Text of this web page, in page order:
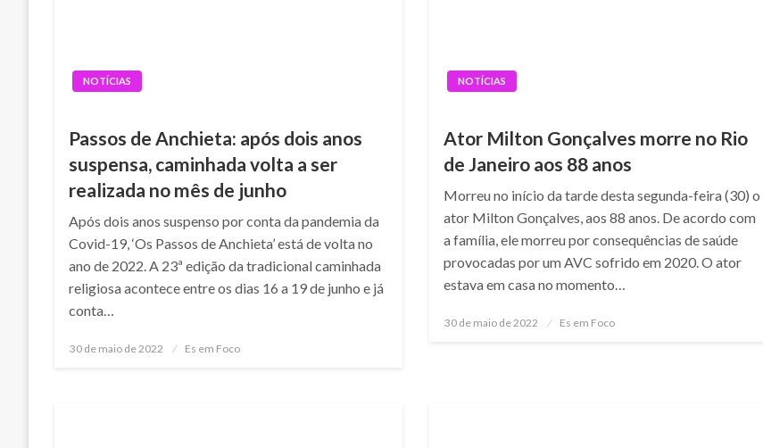
NOTÍCIAS
Passos de Anchieta: após dois anos
suspensa, caminhada volta a ser
realizada no mês de junho
Após dois anos suspenso por conta da pandemia da
Covid-19, ‘Os Passos de Anchieta’ está de volta no
ano de 2022. A 23ª edição da tradicional caminhada
religiosa acontece entre os dias 16 a 19 de junho e já
conta…
Posted
30 de maio de 2022 Es em Foco
NOTÍCIAS
Ator Milton Gonçalves morre no Rio
de Janeiro aos 88 anos
Morreu no início da tarde desta segunda-feira (30) o
ator Milton Gonçalves, aos 88 anos. De acordo com
a família, ele morreu por consequências de saúde
provocadas por um AVC sofrido em 2020. O ator
estava em casa no momento…
Posted
30 de maio de 2022 Es em Foco